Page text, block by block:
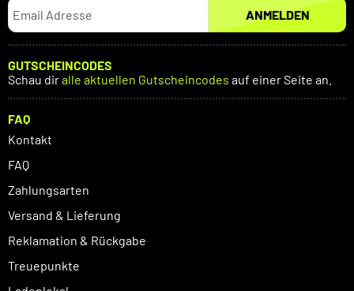
ANMELDEN
GUTSCHEINCODES
Schau diralle aktuellen Gutscheincodes auf einer Seite an.
FAQ
Kontakt
FAQ
Zahlungsarten
Versand & Lieferung
Reklamation & Rückgabe
Treuepunkte